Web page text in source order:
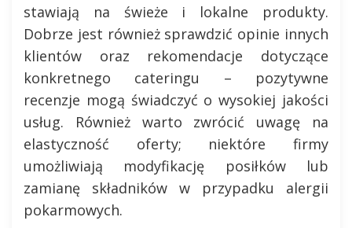
stawiają na świeże i lokalne produkty.
Dobrze jest również sprawdzić opinie innych
klientów oraz rekomendacje dotyczące
konkretnego cateringu – pozytywne
recenzje mogą świadczyć o wysokiej jakości
usług. Również warto zwrócić uwagę na
elastyczność oferty; niektóre firmy
umożliwiają modyfikację posiłków lub
zamianę składników w przypadku alergii
pokarmowych.